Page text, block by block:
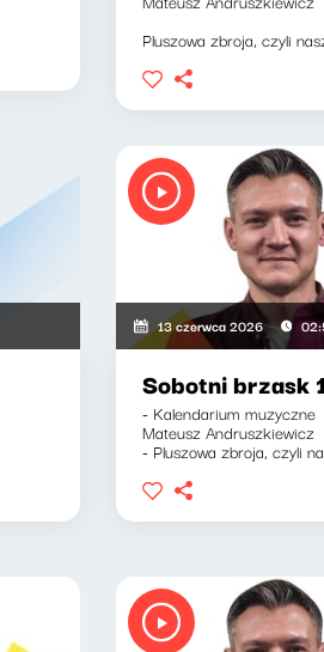
Pluszowa zbroja, czyli
13 czerwca 2026
Sobotni brzask
- Kalendarium muzyczne
Mateusz Andruszkiewicz
- Pluszowa zbroja, czyli